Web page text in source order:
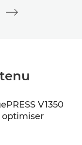
V1350
optimiser